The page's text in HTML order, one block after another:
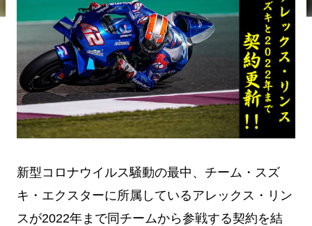
新型コロナウイルス騒動の最中、チーム・スズ
キ・エクスターに所属しているアレックス・リン
スが2022年まで同チームから参戦する契約を結